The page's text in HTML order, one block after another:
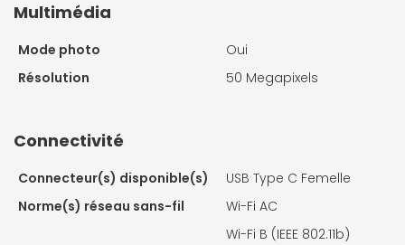
Multimédia
Mode photo
Oui
Résolution
50 Megapixels
Connectivité
Connecteur(s) disponible(s)
USB Type C Femelle
Norme(s) réseau sans-fil
Wi-Fi AC
Wi-Fi B (IEEE 802.11b)